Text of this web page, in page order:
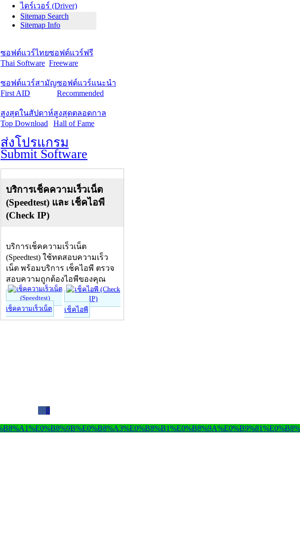
0
ไดร์เวอร์ (Driver)
Sitemap Search
Sitemap Info
ซอฟต์แวร์ไทย
Thai Software
ซอฟต์แวร์ฟรี
Freeware
ซอฟต์แวร์สามัญ
First AID
ซอฟต์แวร์แนะนำ
Recommended
สูงสุดในสัปดาห์
Top Download
สูงสุดตลอดกาล
Hall of Fame
ส่งโปรแกรม
Submit Software
บริการเช็คความเร็วเน็ต
(Speedtest) และ เช็คไอพี
(Check IP)
บริการเช็คความเร็วเน็ต
(Speedtest) ใช้ทดสอบความเร็ว
เน็ต พร้อมบริการ เช็คไอพี ตรวจ
สอบความถูกต้องไอพีของคุณ
เช็คความเร็วเน็ต เช็คไอพี